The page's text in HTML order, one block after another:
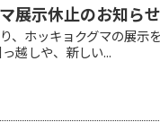
展示休止のお知ら
、ホッキョクグマの展示
越しや、新しい...